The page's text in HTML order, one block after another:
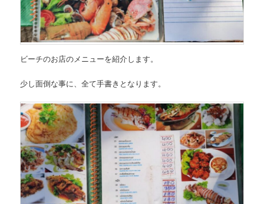
ビーチのお店のメニューを紹介します。
少し面倒な事に、全て手書きとなります。